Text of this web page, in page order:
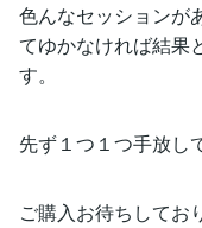
色んなセッションが
てゆかなければ結果
す。
先ず１つ１つ手放し
ご購入お待ちしてお